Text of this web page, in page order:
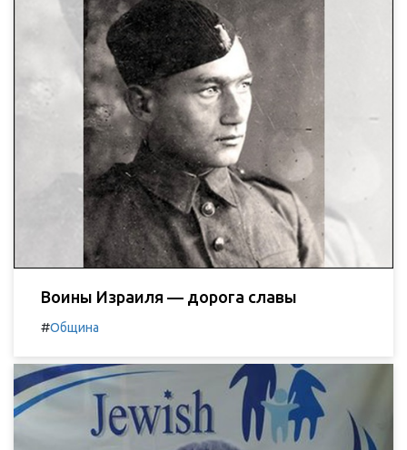
Воины Израиля — дорога славы
#Община